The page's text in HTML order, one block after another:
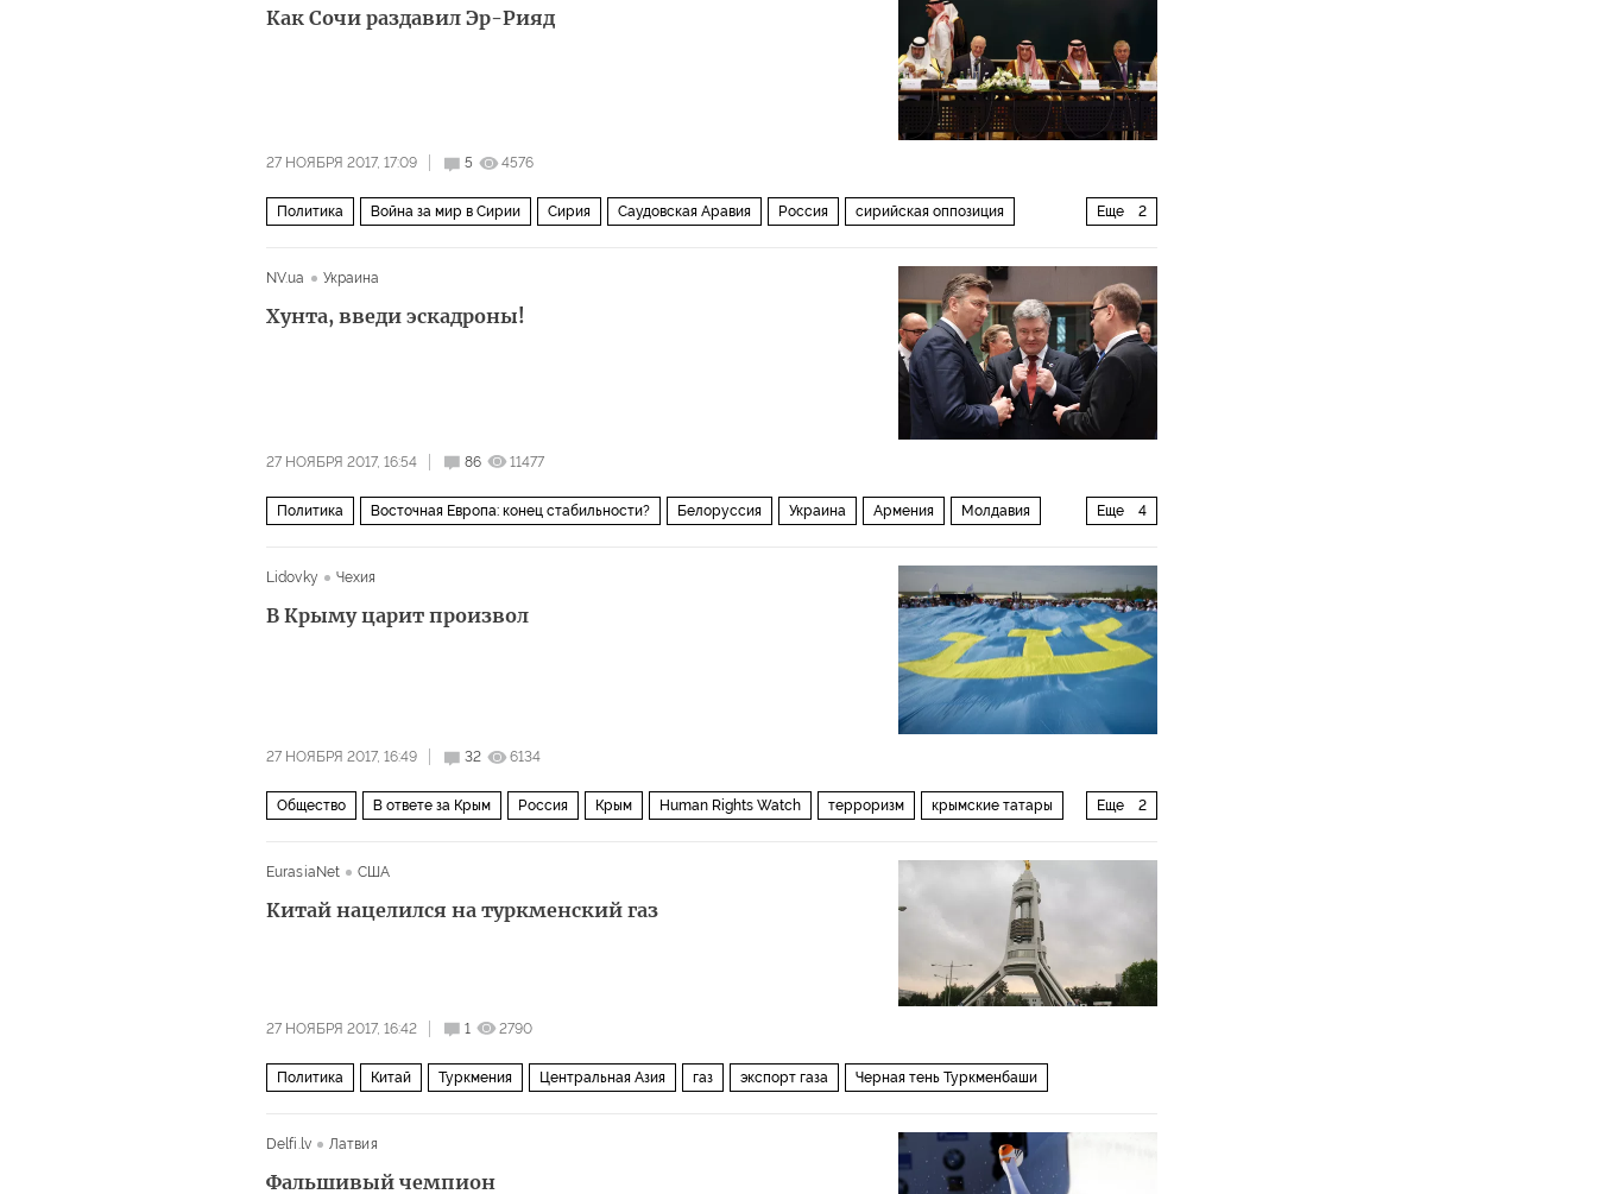
Как Сочи раздавил Эр-Рияд
27 НОЯБРЯ 2017, 17:09 5 4576
Еще 2
Политика Война за мир в Сирии Сирия Саудовская Аравия Россия сирийская оппозиция
NV.ua
Украина
Хунта, введи эскадроны!
27 НОЯБРЯ 2017, 16:54 86 11477
Еще 4
Политика Восточная Европа: конец стабильности? Белоруссия Украина Армения Молдавия
Lidovky
Чехия
В Крыму царит произвол
27 НОЯБРЯ 2017, 16:49 32 6134
Еще 2
Общество В ответе за Крым Россия Крым Human Rights Watch терроризм крымские татары
EurasiaNet
США
Китай нацелился на туркменский газ
27 НОЯБРЯ 2017, 16:42 1 2790
Политика Китай Туркмения Центральная Азия газ экспорт газа Черная тень Туркменбаши
Delfi.lv Латвия
Фальшивый чемпион